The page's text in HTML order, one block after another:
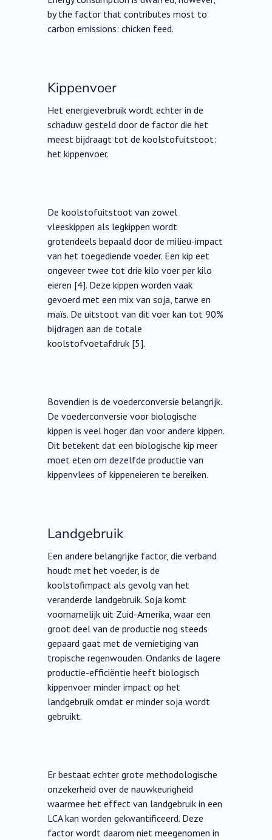
by the factor that contributes most to
carbon emissions: chicken feed.
Kippenvoer
Het energieverbruik wordt echter in de
schaduw gesteld door de factor die het
meest bijdraagt tot de koolstofuitstoot:
het kippenvoer.
De koolstofuitstoot van zowel
vleeskippen als legkippen wordt
grotendeels bepaald door de milieu-impact
van het toegediende voeder. Een kip eet
ongeveer twee tot drie kilo voer per kilo
eieren [4]. Deze kippen worden vaak
gevoerd met een mix van soja, tarwe en
maïs. De uitstoot van dit voer kan tot 90%
bijdragen aan de totale
koolstofvoetafdruk [5].
Bovendien is de voederconversie belangrijk.
De voederconversie voor biologische
kippen is veel hoger dan voor andere kippen.
Dit betekent dat een biologische kip meer
moet eten om dezelfde productie van
kippenvlees of kippeneieren te bereiken.
Landgebruik
Een andere belangrijke factor, die verband
houdt met het voeder, is de
koolstofimpact als gevolg van het
veranderde landgebruik. Soja komt
voornamelijk uit Zuid-Amerika, waar een
groot deel van de productie nog steeds
gepaard gaat met de vernietiging van
tropische regenwouden. Ondanks de lagere
productie-efficiëntie heeft biologisch
kippenvoer minder impact op het
landgebruik omdat er minder soja wordt
gebruikt.
Er bestaat echter grote methodologische
onzekerheid over de nauwkeurigheid
waarmee het effect van landgebruik in een
LCA kan worden gekwantificeerd. Deze
factor wordt daarom niet meegenomen in